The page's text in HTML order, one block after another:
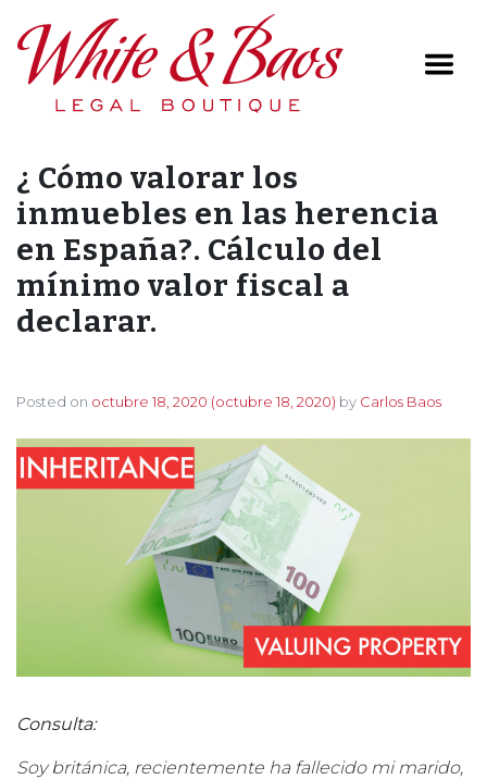
Main Navigation
¿ Cómo valorar los
inmuebles en las herencia
en España?. Cálculo del
mínimo valor fiscal a
declarar.
Posted on octubre 18, 2020 (octubre 18, 2020) by Carlos Baos
Consulta:
Soy británica, recientemente ha fallecido mi marido,